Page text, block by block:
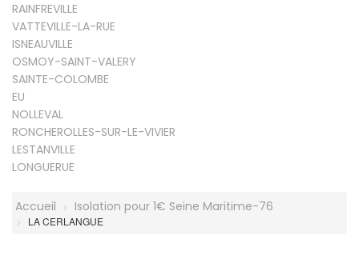
RAINFREVILLE
VATTEVILLE-LA-RUE
ISNEAUVILLE
OSMOY-SAINT-VALERY
SAINTE-COLOMBE
EU
NOLLEVAL
RONCHEROLLES-SUR-LE-VIVIER
LESTANVILLE
LONGUERUE
Accueil Isolation pour 1€ Seine Maritime-76
LA CERLANGUE